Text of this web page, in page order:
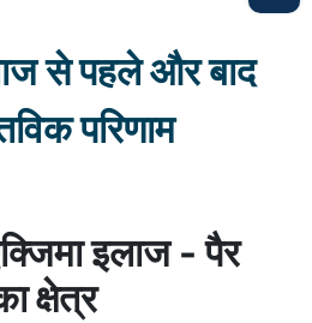
से पहले और बाद
परिणाम
इलाज - पैर
क्षेत्र